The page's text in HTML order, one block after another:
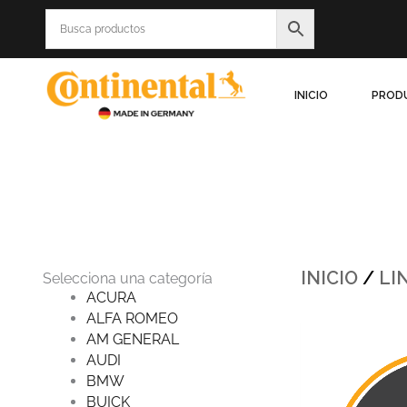
INICIO
Selecciona una categoría
ACURA
ALFA ROMEO
AM GENERAL
AUDI
BMW
BUICK
INICIO/
was: